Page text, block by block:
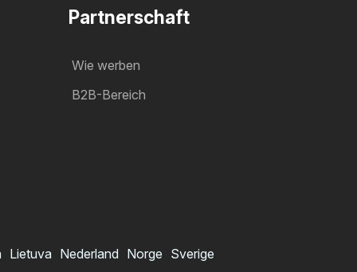
Partnerschaft
Wie werben
B2B-Bereich
Lietuva Nederland Norge Sverige